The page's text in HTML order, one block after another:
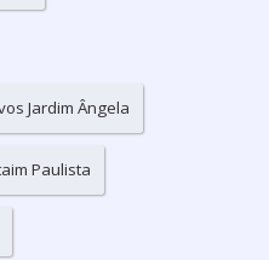
Jardim Ângela
Paulista